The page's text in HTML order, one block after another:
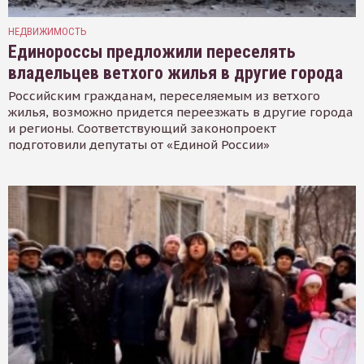
НЕДВИЖИМОСТЬ
Единороссы предложили переселять
владельцев ветхого жилья в другие города
Российским гражданам, переселяемым из ветхого
жилья, возможно придется переезжать в другие города
и регионы. Соответствующий законопроект
подготовили депутаты от «Единой России»